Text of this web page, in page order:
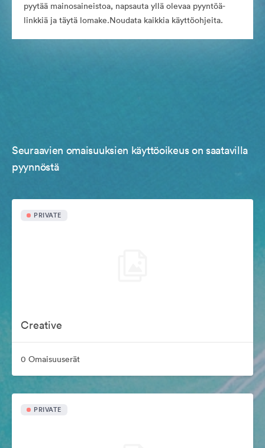
pyytää mainosaineistoa, napsauta yllä olevaa pyyntöä-
linkkiä ja täytä lomake.Noudata kaikkia käyttöohjeita.
Seuraavien omaisuuksien käyttöoikeus on saatavilla
pyynnöstä
PRIVATE
Creative
0 Omaisuuserät
PRIVATE